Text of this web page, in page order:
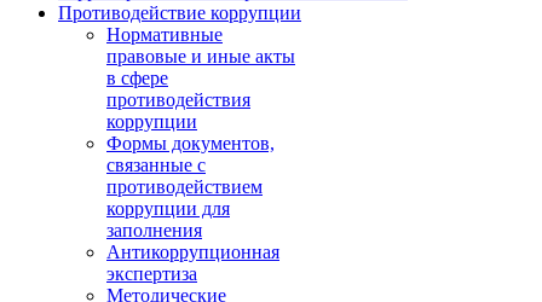
Противодействие коррупции
Нормативные
правовые и иные акты
в сфере
противодействия
коррупции
Формы документов,
связанные с
противодействием
коррупции для
заполнения
Антикоррупционная
экспертиза
Методические